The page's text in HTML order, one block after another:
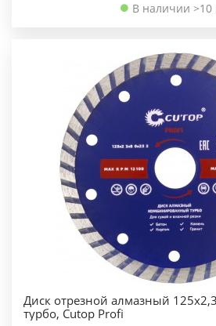
В наличии
Диск отрезной алмазный
турбо, Cutop Profi